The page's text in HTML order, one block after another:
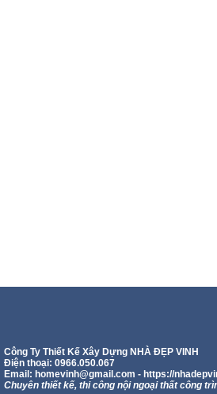
Công Ty Thiết Kế Xây Dựng NHÀ ĐẸP VINH
Điện thoại: 0966.050.067
Email: homevinh@gmail.com - https://
Chuyên thiết kế, thi công nội ngoại thất công